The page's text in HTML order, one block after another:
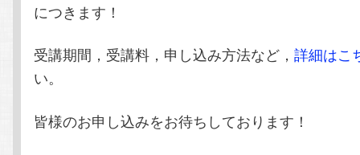
につきます！
受講期間，受講料，申し込み方法など，詳細はこ
い。
皆様のお申し込みをお待ちしております！